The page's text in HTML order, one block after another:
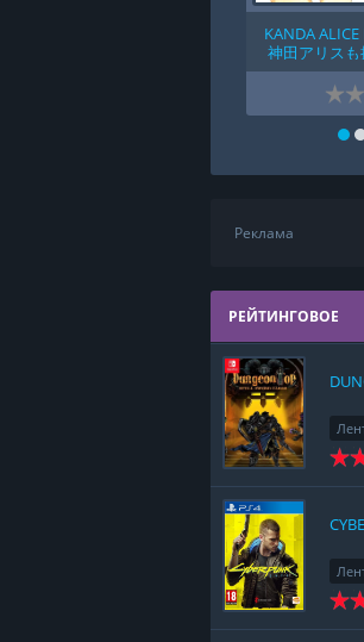
KANDA
神田アリス
Реклама
РЕЙТИНГОВОЕ